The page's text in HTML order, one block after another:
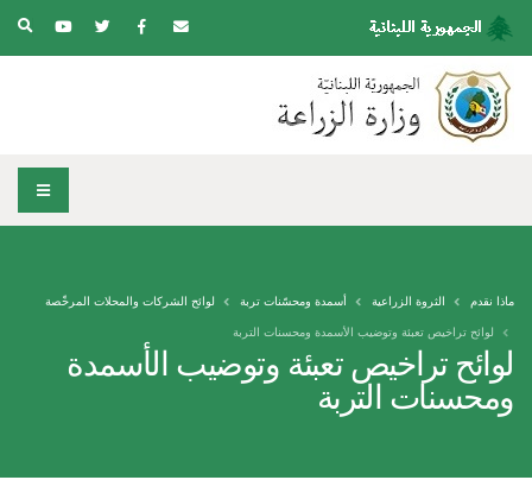
لوائح تراخيص تعبئة وتوضيب الأسمدة
ومحسنات التربة
ماذا نقدم الثروة الزراعية أسمدة ومحسّنات تربة لوائح الشركات والمحلات المرخّصة
لوائح تراخيص تعبئة وتوضيب الأسمدة ومحسنات التربة